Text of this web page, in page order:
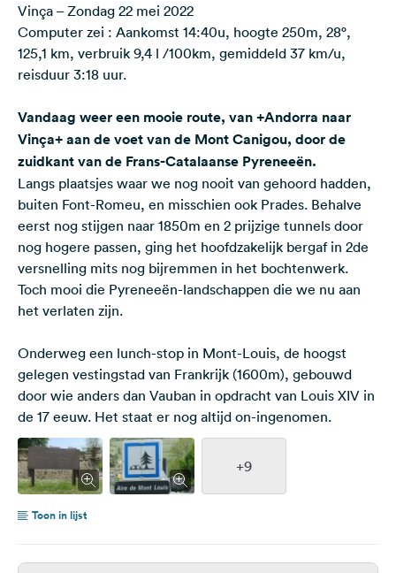
Vinça – Zondag 22 mei 2022
Computer zei : Aankomst 14:40u, hoogte 250m, 28°,
125,1 km, verbruik 9,4 l /100km, gemiddeld 37 km/u,
reisduur 3:18 uur.
Vandaag weer een mooie route, van +Andorra naar
Vinça+ aan de voet van de Mont Canigou, door de
zuidkant van de Frans-Catalaanse Pyreneeën.
Langs plaatsjes waar we nog nooit van gehoord hadden,
buiten Font-Romeu, en misschien ook Prades. Behalve
eerst nog stijgen naar 1850m en 2 prijzige tunnels door
nog hogere passen, ging het hoofdzakelijk bergaf in 2de
versnelling mits nog bijremmen in het bochtenwerk.
Toch mooi die Pyreneeën-landschappen die we nu aan
het verlaten zijn.
Onderweg een lunch-stop in Mont-Louis, de hoogst
gelegen vestingstad van Frankrijk (1600m), gebouwd
door wie anders dan Vauban in opdracht van Louis XIV in
de 17 eeuw. Het staat er nog altijd on-ingenomen.
+9
Toon in lijst